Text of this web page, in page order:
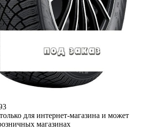
для интернет-магазина и может
магазинах